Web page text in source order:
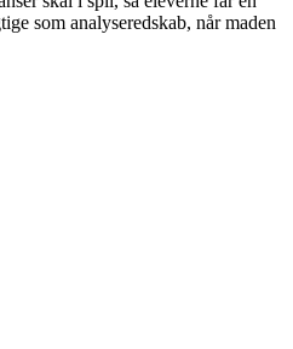
som analyseredskab, når maden